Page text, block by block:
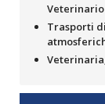
Veterinario
Trasporti